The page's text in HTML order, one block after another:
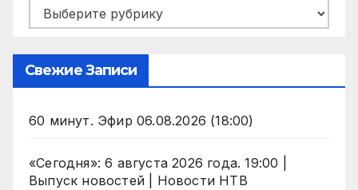
Рубрики
Свежие Записи
60 минут. Эфир 06.08.2026 (18:00)
«Сегодня»: 6 августа 2026 года. 19:00 |
Выпуск новостей | Новости НТВ